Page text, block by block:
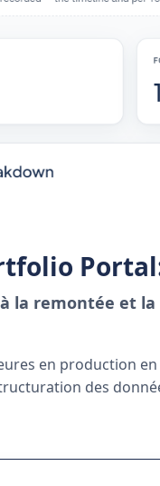
la remontée et
en production
des